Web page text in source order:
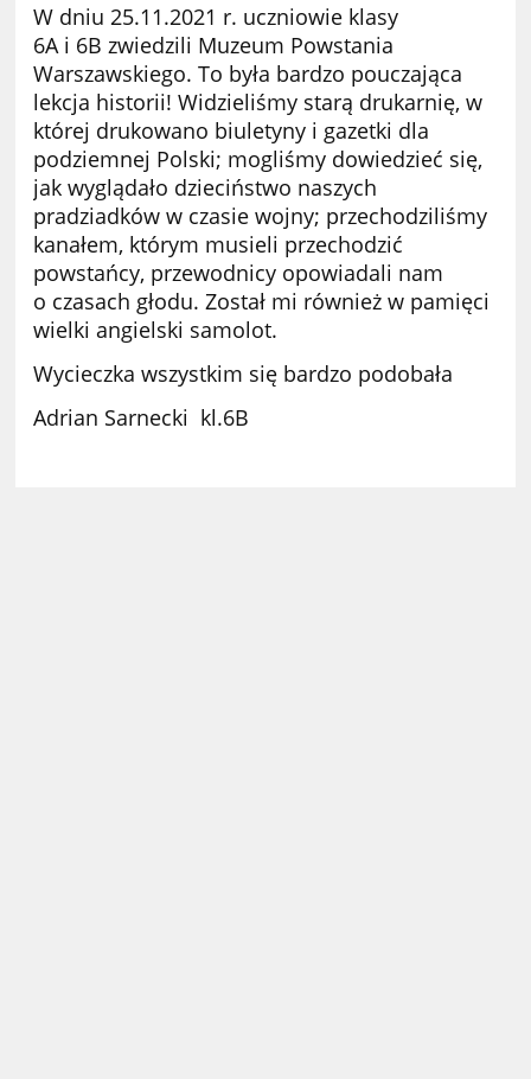
W dniu 25.11.2021 r. uczniowie klasy
6A i 6B zwiedzili Muzeum Powstania
Warszawskiego. To była bardzo pouczająca
lekcja historii! Widzieliśmy starą drukarnię, w
której drukowano biuletyny i gazetki dla
podziemnej Polski; mogliśmy dowiedzieć się,
jak wyglądało dzieciństwo naszych
pradziadków w czasie wojny; przechodziliśmy
kanałem, którym musieli przechodzić
powstańcy, przewodnicy opowiadali nam
o czasach głodu. Został mi również w pamięci
wielki angielski samolot.
Wycieczka wszystkim się bardzo podobała
Adrian Sarnecki kl.6B